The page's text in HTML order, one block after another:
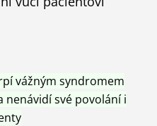
vážným syndromem
nenávidí své povolání i